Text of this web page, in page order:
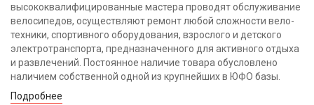
высококвалифицированные мастера проводят обслуживание
велосипедов, осуществляют ремонт любой сложности вело-
техники, спортивного оборудования, взрослого и детского
электротранспорта, предназначенного для активного отдыха
и развлечений. Постоянное наличие товара обусловлено
наличием собственной одной из крупнейших в ЮФО базы.
Подробнее